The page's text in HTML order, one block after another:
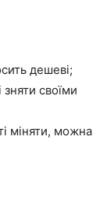
дешеві;
своїми
міняти, можна